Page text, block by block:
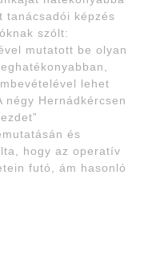
tanácsadói képzés
szólt:
mutatott be olyan
lehet
négy Hernádkércsen
és
hogy az operatív
futó, ám hasonló